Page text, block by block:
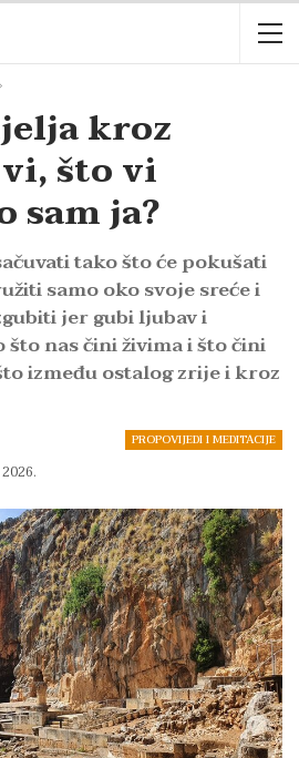
kroz
što vi
sam ja?
tako što će pokušati
samo oko svoje sreće i
jer gubi ljubav i
što nas čini živima i što čini
između ostalog zrije i kroz
PROPOVIJEDI I MEDITACIJE